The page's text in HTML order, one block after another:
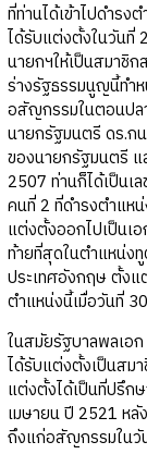
ที่ท่านได้เข้าไปดำรง
ได้รับแต่งตั้งในวันที่
นายกฯให้เป็นสมาชิ
ร่างรัฐธรรมนูญนี้ท
อสัญกรรมในตอนปล
นายกรัฐมนตรี ดร.ก
ของนายกรัฐมนตรี
2507 ท่านก็ได้เป็นเ
คนที่ 2 ที่ดำรงตำแห
แต่งตั้งออกไปเป็นเ
ท้ายที่สุดในตำแหน่ง
ประเทศอังกฤษ ตั้ง
ตำแหน่งนี้เมื่อวันที่
ในสมัยรัฐบาลพลเอ
ได้รับแต่งตั้งเป็นสม
แต่งตั้งได้เป็นที่ปรึก
เมษายน ปี 2521 ห
ถึงแก่อสัญกรรมใน